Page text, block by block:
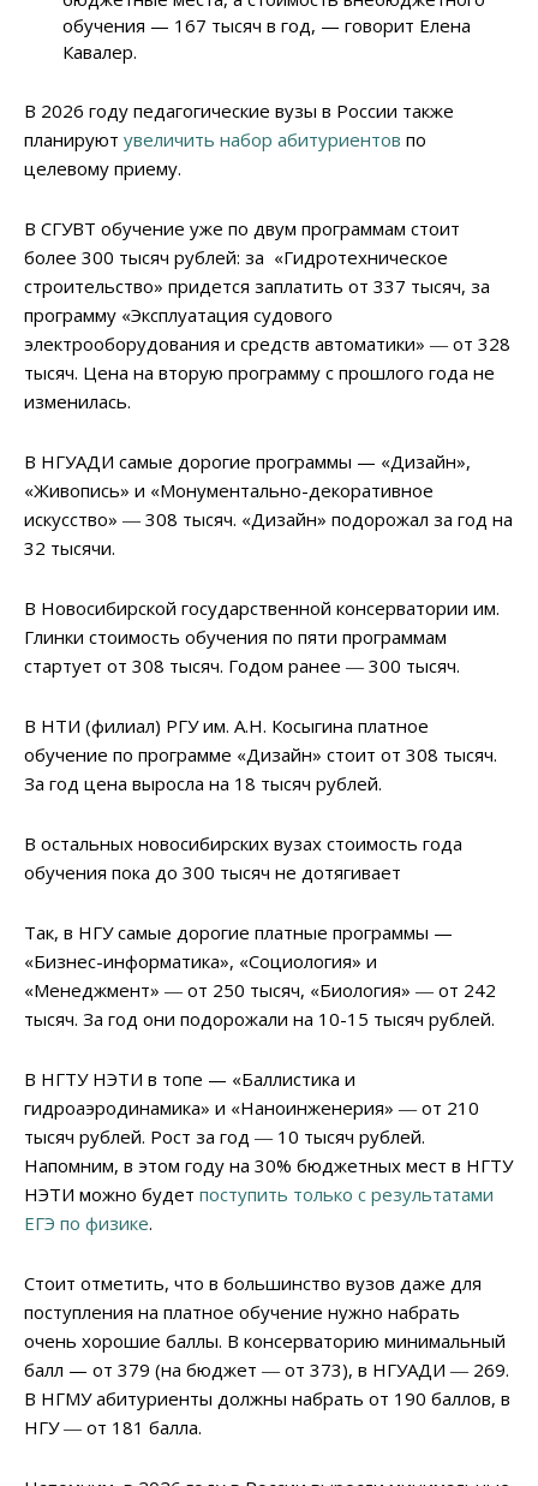
обучения — 167 тысяч в год, — говорит Елена
Кавалер.
В 2026 году педагогические вузы в России также
планируют увеличить набор абитуриентов по
целевому приему.
В СГУВТ обучение уже по двум программам стоит
более 300 тысяч рублей: за «Гидротехническое
строительство» придется заплатить от 337 тысяч, за
программу «Эксплуатация судового
электрооборудования и средств автоматики» ― от 328
тысяч. Цена на вторую программу с прошлого года не
изменилась.
В НГУАДИ самые дорогие программы — «Дизайн»,
«Живопись» и «Монументально-декоративное
искусство» ― 308 тысяч. «Дизайн» подорожал за год на
32 тысячи.
В Новосибирской государственной консерватории им.
Глинки стоимость обучения по пяти программам
стартует от 308 тысяч. Годом ранее ― 300 тысяч.
В НТИ (филиал) РГУ им. А.Н. Косыгина платное
обучение по программе «Дизайн» стоит от 308 тысяч.
За год цена выросла на 18 тысяч рублей.
В остальных новосибирских вузах стоимость года
обучения пока до 300 тысяч не дотягивает
Так, в НГУ самые дорогие платные программы —
«Бизнес-информатика», «Социология» и
«Менеджмент» ― от 250 тысяч, «Биология» ― от 242
тысяч. За год они подорожали на 10-15 тысяч рублей.
В НГТУ НЭТИ в топе — «Баллистика и
гидроаэродинамика» и «Наноинженерия» ― от 210
тысяч рублей. Рост за год ― 10 тысяч рублей.
Напомним, в этом году на 30% бюджетных мест в НГТУ
НЭТИ можно будет поступить только с результатами
ЕГЭ по физике.
Стоит отметить, что в большинство вузов даже для
поступления на платное обучение нужно набрать
очень хорошие баллы. В консерваторию минимальный
балл — от 379 (на бюджет ― от 373), в НГУАДИ ― 269.
В НГМУ абитуриенты должны набрать от 190 баллов, в
НГУ ― от 181 балла.